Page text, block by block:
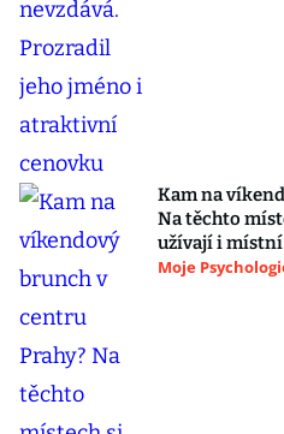
Kam na
Na těchto
užívají i místní
Moje